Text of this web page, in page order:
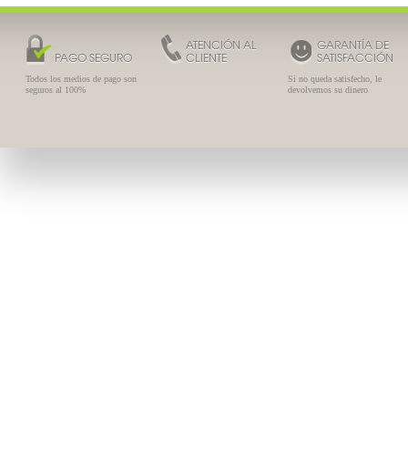
PAGO SEGURO
Todos los medios de pago son
seguros al 100%
ATENCIÓN AL
CLIENTE
GARANTÍA DE
SATISFACCIÓN
Si no queda satisfecho, le
devolvemos su dinero